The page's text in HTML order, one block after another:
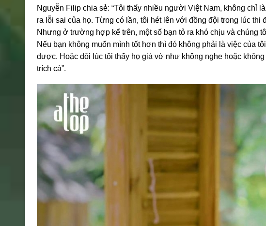
Nguyễn Filip chia sẻ: “Tôi thấy nhiều người Việt Nam, không chỉ
ra lỗi sai của họ. Từng có lần, tôi hét lên với đồng đội trong lúc
Nhưng ở trường hợp kể trên, một số bạn tỏ ra khó chịu và chúng
Nếu bạn không muốn mình tốt hơn thì đó không phải là việc của
được. Hoặc đôi lúc tôi thấy họ giả vờ như không nghe hoặc
trích cả”.